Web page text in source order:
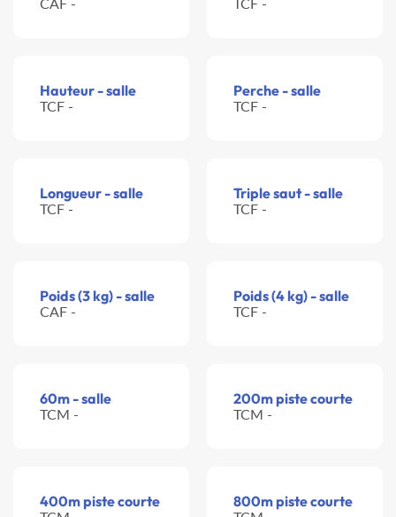
Hauteur - salle
TCF -
Perche - salle
TCF -
Longueur - salle
TCF -
Triple saut - salle
TCF -
Poids (3 kg) - salle
CAF -
Poids (4 kg) - salle
TCF -
60m - salle
TCM -
200m piste courte
TCM -
400m piste courte 800m piste courte